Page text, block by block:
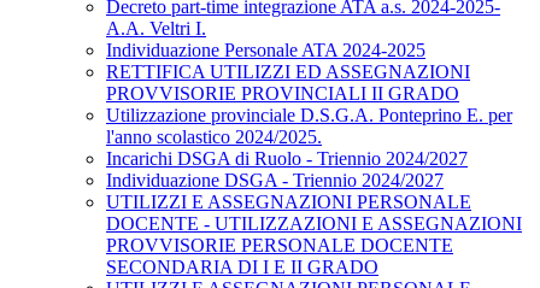
Decreto part-time integrazione ATA a.s. 2024-2025-
A.A. Veltri I.
Individuazione Personale ATA 2024-2025
RETTIFICA UTILIZZI ED ASSEGNAZIONI
PROVVISORIE PROVINCIALI II GRADO
Utilizzazione provinciale D.S.G.A. Ponteprino E. per
l'anno scolastico 2024/2025.
Incarichi DSGA di Ruolo - Triennio 2024/2027
Individuazione DSGA - Triennio 2024/2027
UTILIZZI E ASSEGNAZIONI PERSONALE
DOCENTE - UTILIZZAZIONI E ASSEGNAZIONI
PROVVISORIE PERSONALE DOCENTE
SECONDARIA DI I E II GRADO